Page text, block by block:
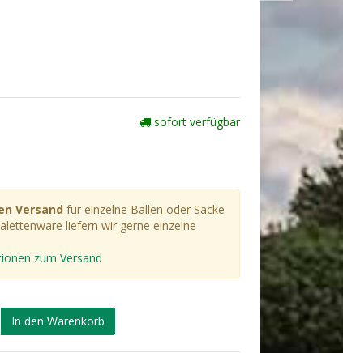
sofort verfügbar
Versand für einzelne Ballen oder Säcke
liefern wir gerne einzelne
zum Versand
In den Warenkorb